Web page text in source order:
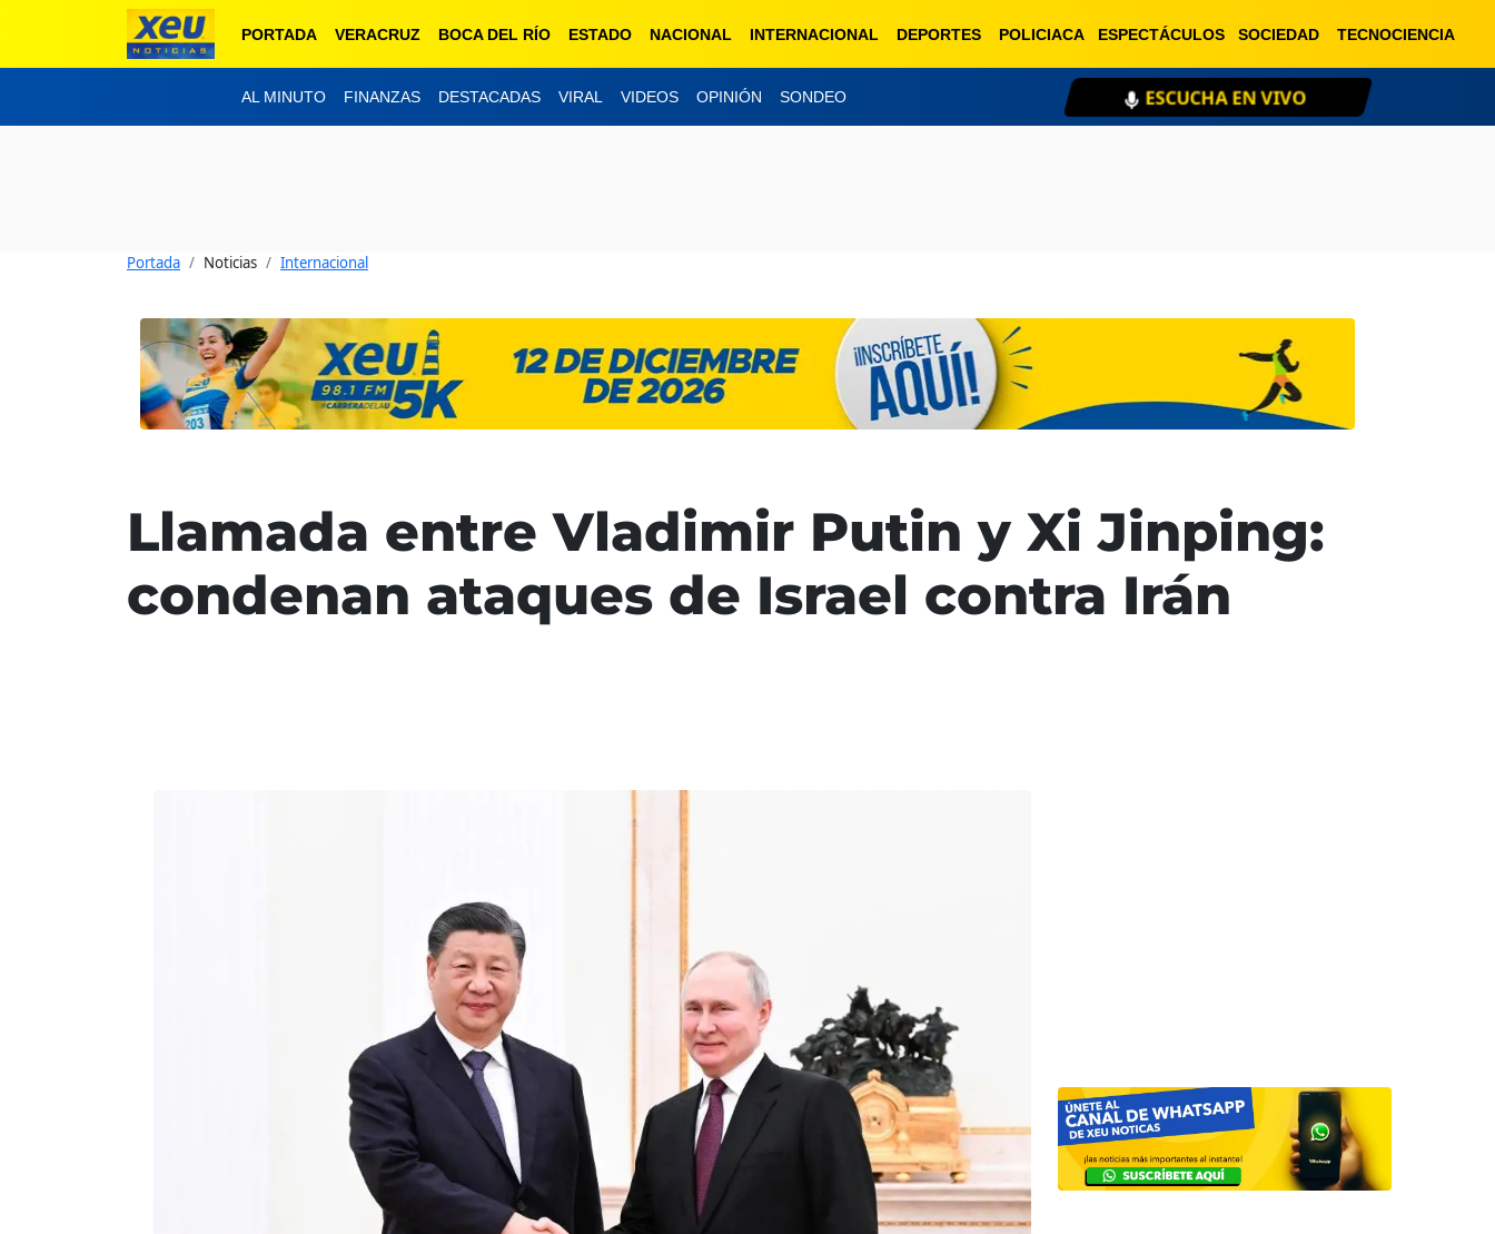
PORTADA VERACRUZ BOCA DEL RÍO ESTADO NACIONAL INTERNACIONAL DEPORTES POLICIACA ESPECTÁCULOS SOCIEDAD TECNOCIENCIA
AL MINUTO FINANZAS DESTACADAS VIRAL VIDEOS OPINIÓN SONDEO ESCUCHA EN VIVO
Portada Noticias Internacional
Llamada entre Vladimir Putin y Xi Jinping:
condenan ataques de Israel contra Irán